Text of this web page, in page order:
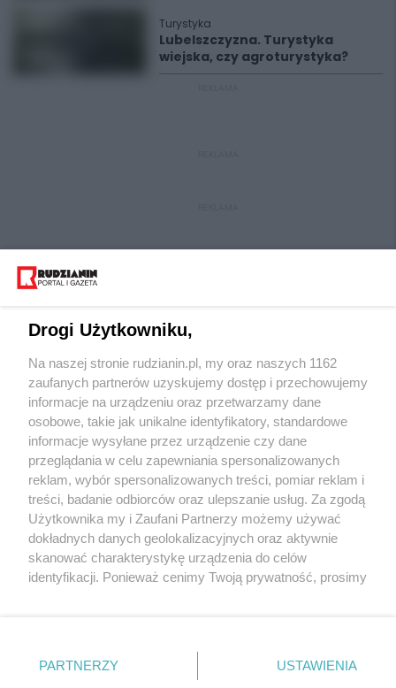
Turystyka
Lubelszczyzna. Turystyka
wiejska, czy agroturystyka?
Wydawca mediów lokalnych
Nie zapomnij
zapoznać się z:
polityką prywatności regulamin korzystania z portali
Twojemiasto
Piekary Śląskie
Chorzów
Tarnowskie Góry
Gliwice
Skontakuj sięz nami
Kontakt
Wydawca
Redakcja
Drogi Użytkowniku,
Na naszej stronie rudzianin.pl, my oraz naszych 1162
zaufanych partnerów uzyskujemy dostęp i przechowujemy
informacje na urządzeniu oraz przetwarzamy dane
osobowe, takie jak unikalne identyfikatory, standardowe
informacje wysyłane przez urządzenie czy dane
przeglądania w celu zapewniania spersonalizowanych
reklam, wybór spersonalizowanych treści, pomiar reklam i
treści, badanie odbiorców oraz ulepszanie usług. Za zgodą
Użytkownika my i Zaufani Partnerzy możemy używać
dokładnych danych geolokalizacyjnych oraz aktywnie
skanować charakterystykę urządzenia do celów
identyfikacji. Ponieważ cenimy Twoją prywatność, prosimy
prywatności znajdujący się w lewym dolnym rogu strony
. Niektóre rodzaje przetwarzania danych nie wymagają
PARTNERZY USTAWIENIA